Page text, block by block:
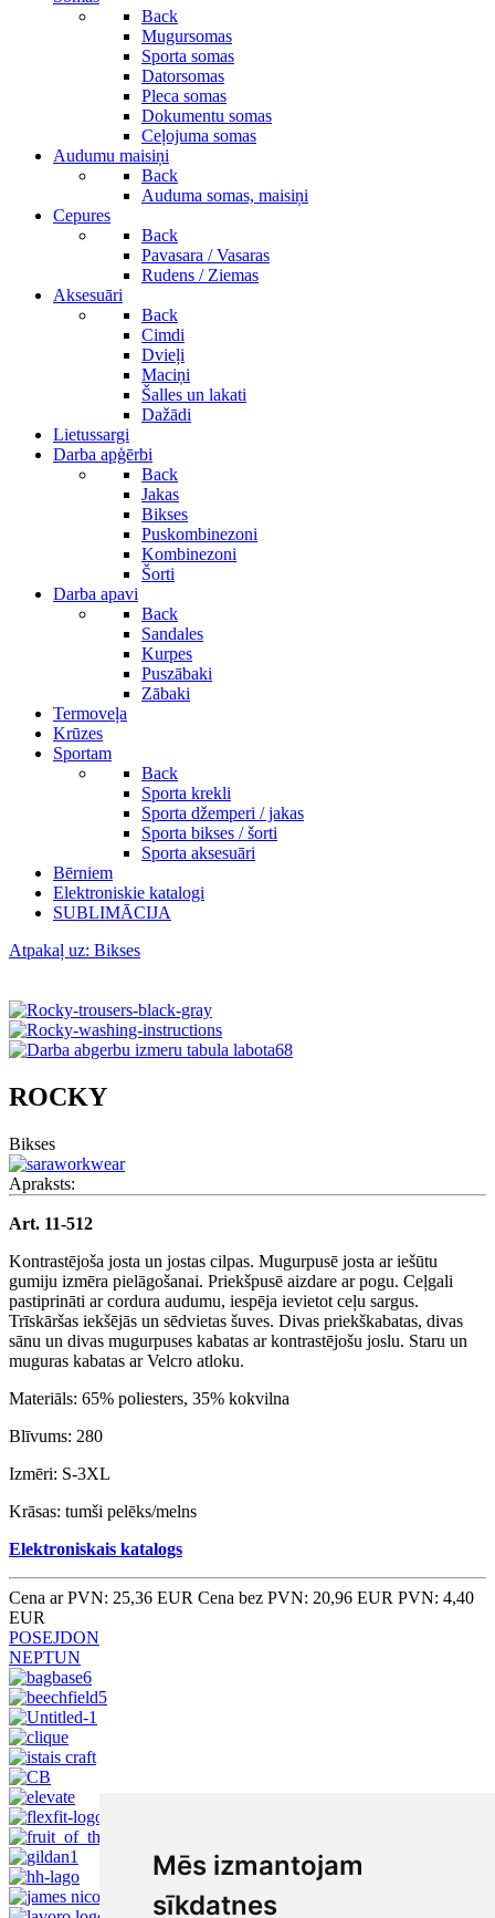
Mēs izmantojam
sīkdatnes
Back
Mugursomas
Sporta somas
Datorsomas
Pleca somas
Dokumentu somas
Ceļojuma somas
Audumu maisiņi
Back
Auduma somas, maisiņi
Cepures
Back
Pavasara / Vasaras
Rudens / Ziemas
Aksesuāri
Back
Cimdi
Dvieļi
Maciņi
Šalles un lakati
Dažādi
Lietussargi
Darba apģērbi
Back
Jakas
Bikses
Puskombinezoni
Kombinezoni
Šorti
Darba apavi
Back
Sandales
Kurpes
Puszābaki
Zābaki
Termoveļa
Krūzes
Sportam
Back
Sporta krekli
Sporta džemperi / jakas
Sporta bikses / šorti
Sporta aksesuāri
Bērniem
Elektroniskie katalogi
SUBLIMĀCIJA
Atpakaļ uz: Bikses
ROCKY
Bikses
Apraksts:
Art. 11-512
Kontrastējoša josta un jostas cilpas. Mugurpusē josta ar iešūtu
gumiju izmēra pielāgošanai. Priekšpusē aizdare ar pogu. Ceļgali
pastiprināti ar cordura audumu, iespēja ievietot ceļu sargus.
Trīskāršas iekšējās un sēdvietas šuves. Divas priekškabatas, divas
sānu un divas mugurpuses kabatas ar kontrastējošu joslu. Staru un
muguras kabatas ar Velcro atloku.
Materiāls: 65% poliesters, 35% kokvilna
Blīvums: 280
Izmēri: S-3XL
Krāsas: tumši pelēks/melns
Elektroniskais katalogs
Cena ar PVN: 25,36 EUR Cena bez PVN: 20,96 EUR PVN: 4,40
EUR
POSEJDON
NEPTUN